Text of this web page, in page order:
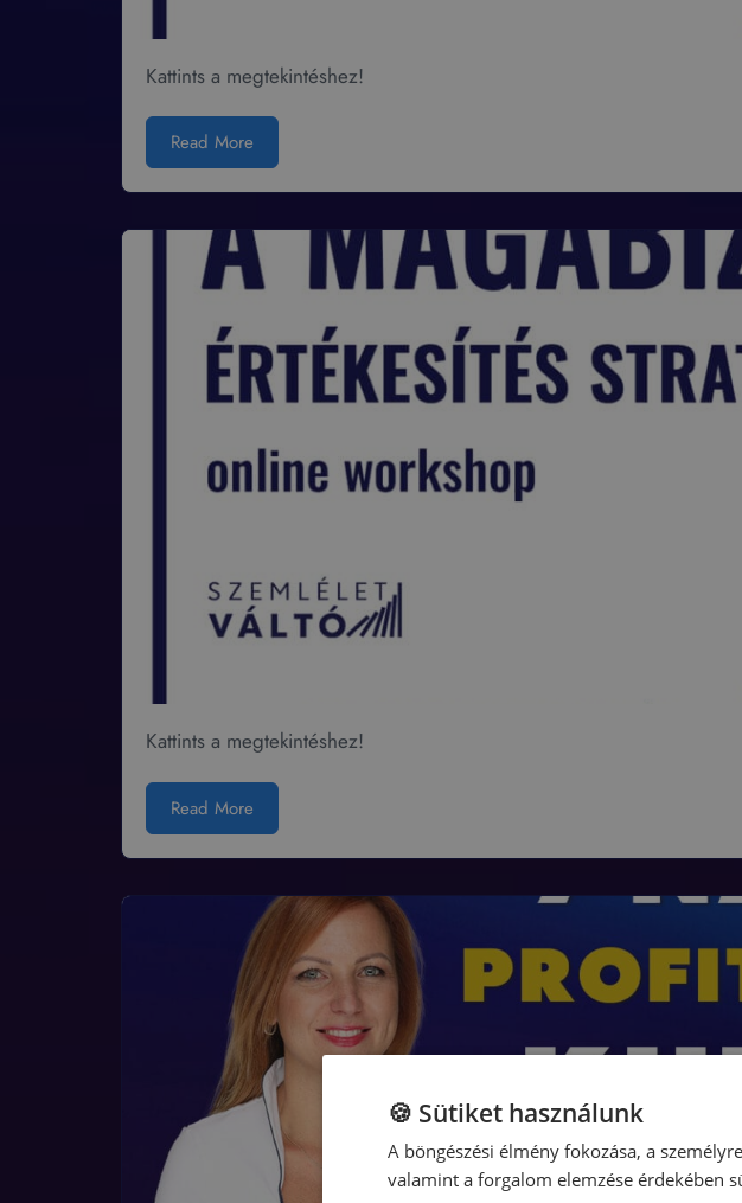
Kattints a megtekintéshez!
Read More
Kattints a megtekintéshez!
Read More
🍪 Sütiket használunk
A böngészési élmény fokozása, a
valamint a forgalom elemzése érdekében